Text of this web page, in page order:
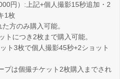
円）:上記+個人撮影15秒追加・2
1枚
方のみ購入可能。
トにつき2枚まで購入可能。
ト3枚で個人撮影45秒+2ショット
プは個撮チケット2枚購入までされ